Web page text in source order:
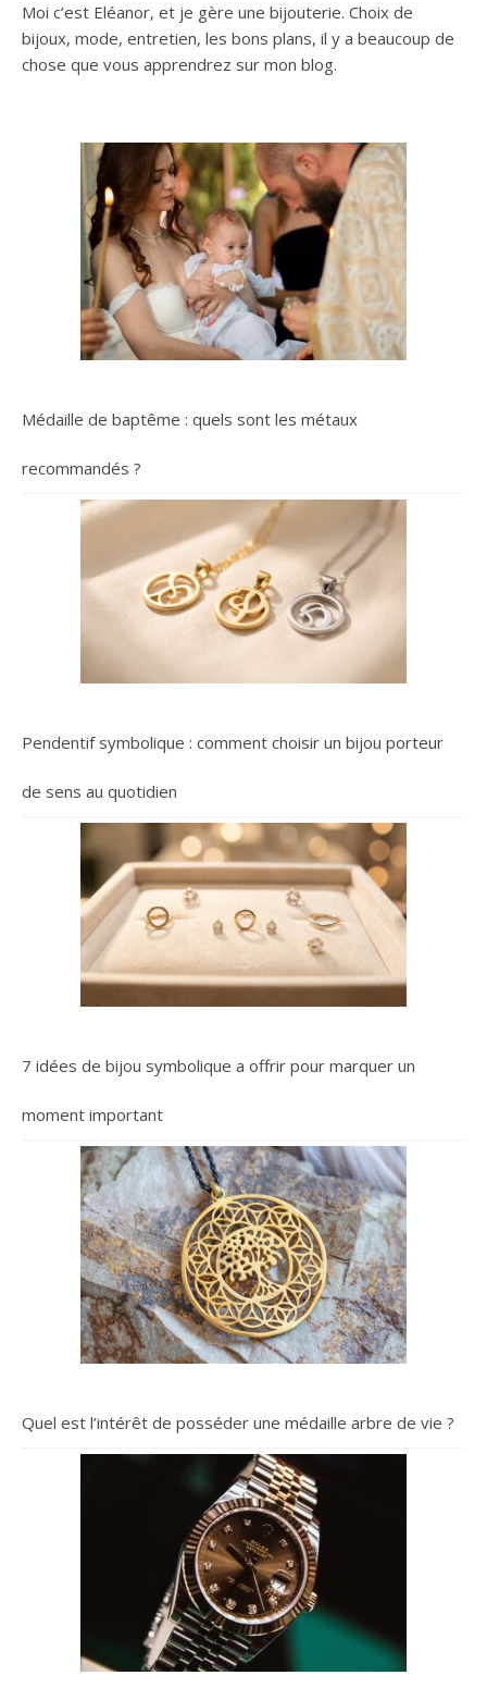
Moi c’est Eléanor, et je gère une bijouterie. Choix de
bijoux, mode, entretien, les bons plans, il y a beaucoup de
chose que vous apprendrez sur mon blog.
Médaille de baptême : quels sont les métaux
recommandés ?
Pendentif symbolique : comment choisir un bijou porteur
de sens au quotidien
7 idées de bijou symbolique a offrir pour marquer un
moment important
Quel est l’intérêt de posséder une médaille arbre de vie ?